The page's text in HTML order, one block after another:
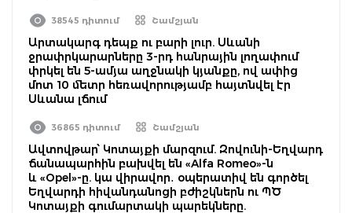
38545 դիտում Շամշյան
Արտակարգ դեպք ու բարի լուր. Սևանի
ջրափրկարարները 3-րդ հանրային լողափում
փրկել են 5-ամյա աղջնակի կյանքը, ով ափից
մոտ 10 մետր հեռավորությամբ հայտնվել էր
Սևանա լճում
36865 դիտում Շամշյան
Ավտովթար՝ Կոտայքի մարզում. Զովունի-Եղվարդ
ճանապարհին բախվել են «Alfa Romeo»-ն
և «Opel»-ը. կա վիրավոր․ օպերատիվ են գործել
Եղվարդի հիվանդանոցի բժիշկներն ու ՊԾ
Կոտայքի գումարտակի պարեկները.